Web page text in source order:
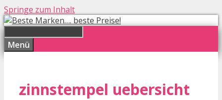
Springe zum Inhalt
Menü
zinnstempel uebersicht